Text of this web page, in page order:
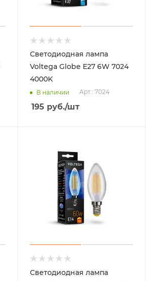
Светодиодная лампа
Voltega Globe E27 6W 7024
4000K
В наличии Арт.: 7024
195 руб./шт
Светодиодная лампа